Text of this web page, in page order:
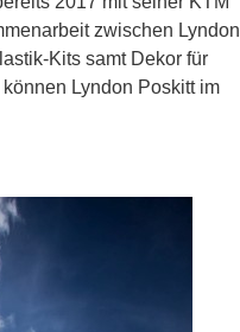
zwischen Lyndon
Kits samt Dekor für
Lyndon Poskitt im